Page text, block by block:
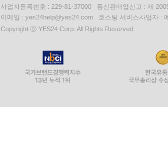
사업자등록번호 : 229-81-37000 통신판매업신고 : 제
이메일 : yes24help@yes24.com 호스팅 서비스사업자 :
Copyright ⓒ YES24 Corp. All Rights Reserved.